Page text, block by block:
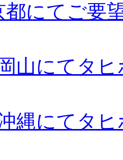
にてご要
山にてタ
縄にてタ